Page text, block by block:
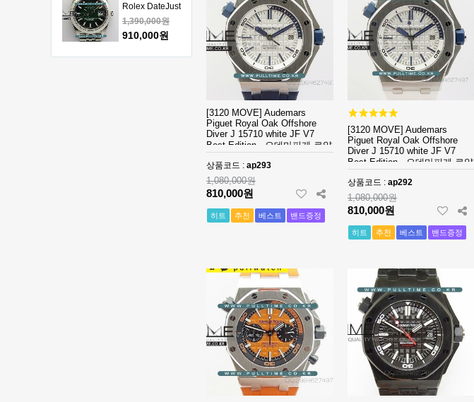
스트 오토매틱
베스트에디션
Rolex DateJust
41mm 126334
904L SS ERF
1,390,000원
910,000원
[3120 MOVE] Audemars
Piguet Royal Oak Offshore
Diver J 15710 white JF V7
Best Edition - 오데마피게 로얄
상품코드 : ap293
1,080,000원
810,000원
히트 추천 베스트 밴드증정
[3120 MOVE] Audemars
Piguet Royal Oak Offshore
Diver J 15710 white JF V7
Best Edition - 오데마피게 로얄
상품코드 : ap292
1,080,000원
810,000원
히트 추천 베스트 밴드증정